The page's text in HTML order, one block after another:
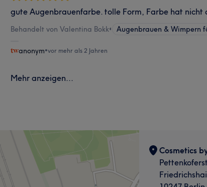
gute Augenbrauenfarbe. tolle Form, Farbe hat nicht
Behandelt von Valentina Bokk• Augenbrauen & Wimpern
anonym•vor mehr als 2 Jahren
Mehr anzeigen...
Cosmetics